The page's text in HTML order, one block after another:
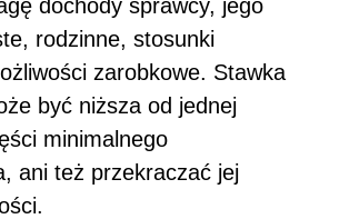
dochody sprawcy, jego
rodzinne, stosunki
zarobkowe. Stawka
być niższa od jednej
minimalnego
ani też przekraczać jej